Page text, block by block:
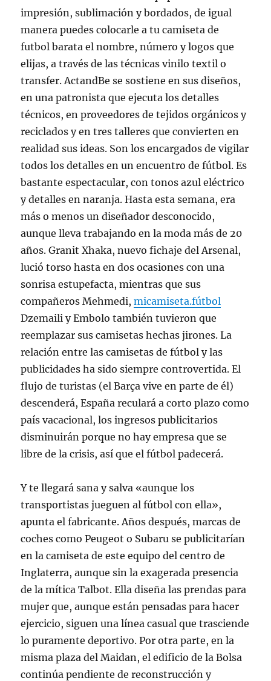
impresión, sublimación y bordados, de igual
manera puedes colocarle a tu camiseta de
futbol barata el nombre, número y logos que
elijas, a través de las técnicas vinilo textil o
transfer. ActandBe se sostiene en sus diseños,
en una patronista que ejecuta los detalles
técnicos, en proveedores de tejidos orgánicos y
reciclados y en tres talleres que convierten en
realidad sus ideas. Son los encargados de vigilar
todos los detalles en un encuentro de fútbol. Es
bastante espectacular, con tonos azul eléctrico
y detalles en naranja. Hasta esta semana, era
más o menos un diseñador desconocido,
aunque lleva trabajando en la moda más de 20
años. Granit Xhaka, nuevo fichaje del Arsenal,
lució torso hasta en dos ocasiones con una
sonrisa estupefacta, mientras que sus
compañeros Mehmedi,micamiseta.fútbol
Dzemaili y Embolo también tuvieron que
reemplazar sus camisetas hechas jirones. La
relación entre las camisetas de fútbol y las
publicidades ha sido siempre controvertida. El
flujo de turistas (el Barça vive en parte de él)
descenderá, España reculará a corto plazo como
país vacacional, los ingresos publicitarios
disminuirán porque no hay empresa que se
libre de la crisis, así que el fútbol padecerá.
Y te llegará sana y salva «aunque los
transportistas jueguen al fútbol con ella»,
apunta el fabricante. Años después, marcas de
coches como Peugeot o Subaru se publicitarían
en la camiseta de este equipo del centro de
Inglaterra, aunque sin la exagerada presencia
de la mítica Talbot. Ella diseña las prendas para
mujer que, aunque están pensadas para hacer
ejercicio, siguen una línea casual que trasciende
lo puramente deportivo. Por otra parte, en la
misma plaza del Maidan, el edificio de la Bolsa
continúa pendiente de reconstrucción y